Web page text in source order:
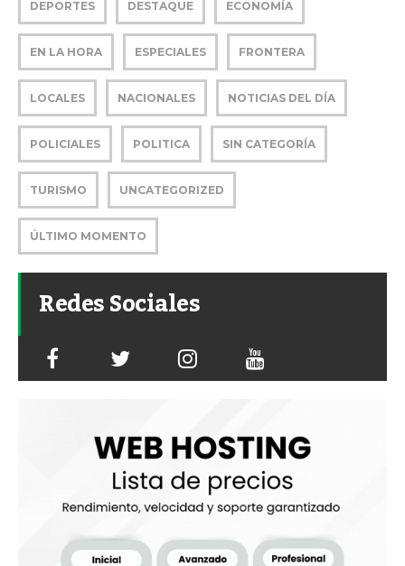
DEPORTES DESTAQUE ECONOMÍA
EN LA HORA ESPECIALES FRONTERA
LOCALES NACIONALES NOTICIAS DEL DÍA
POLICIALES POLITICA SIN CATEGORÍA
TURISMO UNCATEGORIZED
ÚLTIMO MOMENTO
Redes Sociales